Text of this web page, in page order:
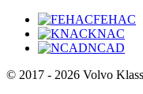
FEHAC
KNAC
NCAD
© 2017 - 2026 Volvo